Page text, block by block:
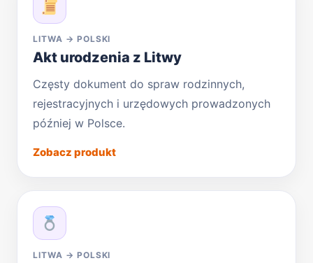
LITWA → POLSKI
Akt urodzenia z Litwy
Częsty dokument do spraw rodzinnych,
rejestracyjnych i urzędowych prowadzonych
później w Polsce.
Zobacz produkt
LITWA → POLSKI